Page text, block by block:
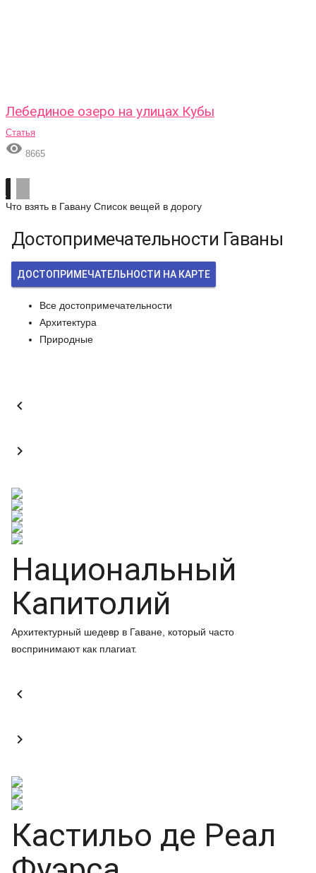
Лебединое озеро на улицах Кубы
Статья
 8665
Что взять в Гавану Список вещей в дорогу
Достопримечательности Гаваны
ДОСТОПРИМЕЧАТЕЛЬНОСТИ НА КАРТЕ
Все достопримечательности
Архитектура
Природные


Национальный
Капитолий
Архитектурный шедевр в Гаване, который часто
воспринимают как плагиат.


Кастильо де Реал